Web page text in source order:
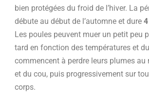
bien protégées du froid de l’hiver. La
débute au début de l’automne et dure
Les poules peuvent muer un petit peu
tard en fonction des températures et
commencent à perdre leurs plumes au
et du cou, puis progressivement sur
corps.